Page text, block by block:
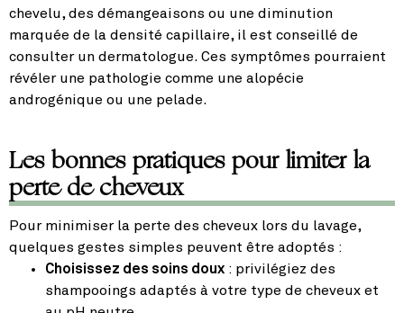
chevelu, des démangeaisons ou une diminution
marquée de la densité capillaire, il est conseillé de
consulter un dermatologue. Ces symptômes pourraient
révéler une pathologie comme une alopécie
androgénique ou une pelade.
Les bonnes pratiques pour limiter la
perte de cheveux
Pour minimiser la perte des cheveux lors du lavage,
quelques gestes simples peuvent être adoptés :
Choisissez des soins doux : privilégiez des
shampooings adaptés à votre type de cheveux et